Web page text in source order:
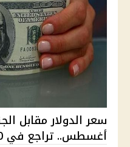
أغسطس.. تراجع في 10 بنوك وارت...